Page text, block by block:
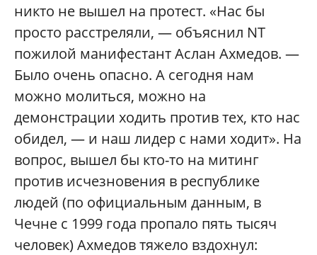
никто не вышел на протест. «Нас бы
просто расстреляли, — объяснил NT
пожилой манифестант Аслан Ахмедов. —
Было очень опасно. А сегодня нам
можно молиться, можно на
демонстрации ходить против тех, кто нас
обидел, — и наш лидер с нами ходит». На
вопрос, вышел бы кто-то на митинг
против исчезновения в республике
людей (по официальным данным, в
Чечне с 1999 года пропало пять тысяч
человек) Ахмедов тяжело вздохнул: